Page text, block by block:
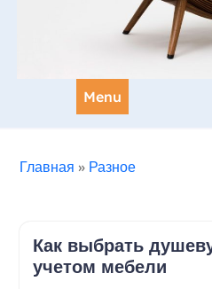
Menu
Главная » Разное
Как выбрать
учетом мебели